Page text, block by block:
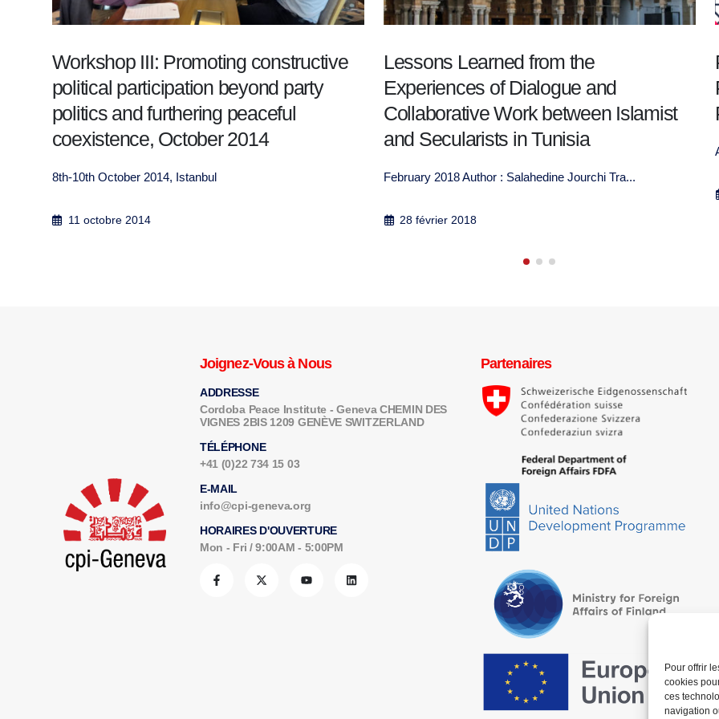
Pour offrir
cookies
ces
navigation
Lessons Learned from the
Experiences of Dialogue and
Collaborative Work between Islamist
and Secularists in Tunisia
February 2018 Author : Salahedine Jourchi Tra...
28 février 2018
Promoting Constructive Political
Participation of New Faith-Based
Political Actors in the Arab Region
Joignez-Vous à Nous
ADDRESSE
Cordoba Peace Institute - Geneva CHEMIN DES
VIGNES 2BIS 1209 GENÈVE SWITZERLAND
TÉLÉPHONE
+41 (0)22 734 15 03
E-MAIL
info@cpi-geneva.org
HORAIRES D'OUVERTURE
Mon - Fri / 9:00AM - 5:00PM
Partenaires